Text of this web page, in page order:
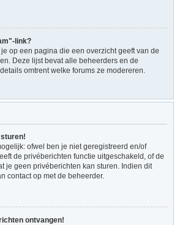
link?
op een pagina die een overzicht geeft van de
Deze lijst bevat alle beheerders en de
omtrent welke forums ze modereren.
ofwel ben je niet geregistreerd en/of
de privéberichten functie uitgeschakeld, of de
je geen privéberichten kan sturen. Indien dit
contact op met de beheerder.
ontvangen!